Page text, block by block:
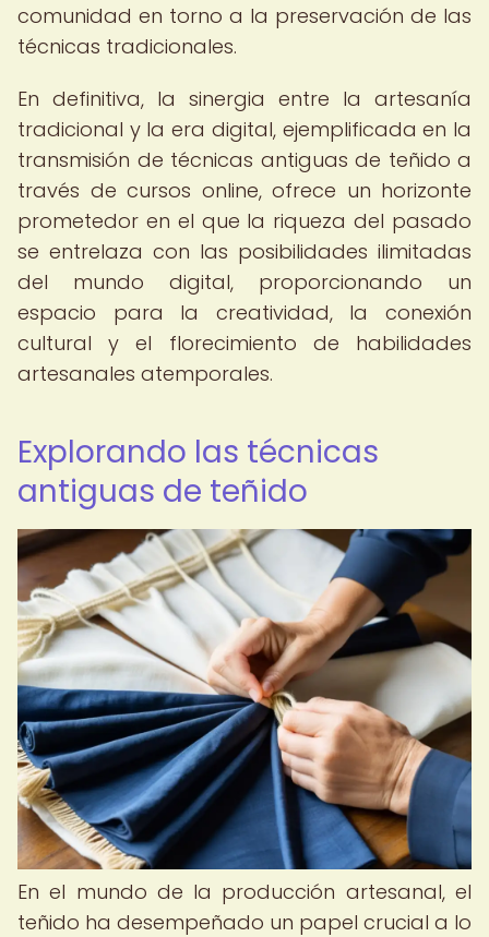
comunidad en torno a la preservación de las
técnicas tradicionales.
En definitiva, la sinergia entre la artesanía
tradicional y la era digital, ejemplificada en la
transmisión de técnicas antiguas de teñido a
través de cursos online, ofrece un horizonte
prometedor en el que la riqueza del pasado
se entrelaza con las posibilidades ilimitadas
del mundo digital, proporcionando un
espacio para la creatividad, la conexión
cultural y el florecimiento de habilidades
artesanales atemporales.
Explorando las técnicas
antiguas de teñido
En el mundo de la producción artesanal, el
teñido ha desempeñado un papel crucial a lo